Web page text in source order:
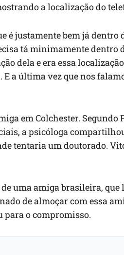
a localização do
é justamente bem já dentro
tá minimamente dentro
dela e era essa
a última vez que nos
em Colchester.
a psicóloga
tentaria um doutorado.
uma amiga brasileira, que
de almoçar com essa
para o compromisso.